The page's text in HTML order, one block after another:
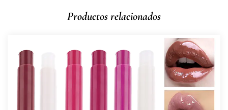
Productos relacionados